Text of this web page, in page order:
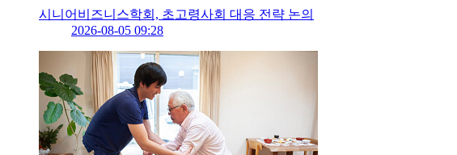
시니어비즈니스학회, 초고령사회 대응 전략 논의
2026-08-05 09:28